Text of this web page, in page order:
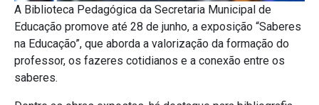
A Biblioteca Pedagógica da Secretaria Municipal de
Educação promove até 28 de junho, a exposição “Saberes
na Educação”, que aborda a valorização da formação do
professor, os fazeres cotidianos e a conexão entre os
saberes.